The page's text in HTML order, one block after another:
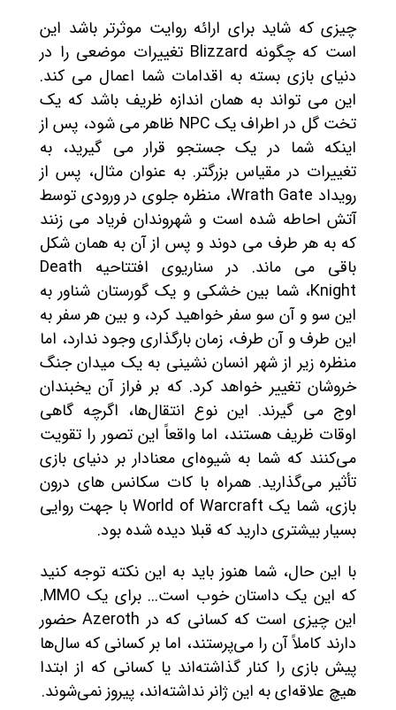
چیزی که شاید برای ارائه روایت موثرتر باشد این
است که چگونه Blizzard تغییرات موضعی را در
دنیای بازی بسته به اقدامات شما اعمال می کند.
این می تواند به همان اندازه ظریف باشد که یک
تخت گل در اطراف یک NPC ظاهر می شود، پس از
اینکه شما در یک جستجو قرار می گیرید، به
تغییرات در مقیاس بزرگتر. به عنوان مثال، پس از
رویداد Wrath Gate، منظره جلوی در ورودی توسط
آتش احاطه شده است و شهروندان فریاد می زنند
که به هر طرف می دوند و پس از آن به همان شکل
باقی می ماند. در سناریوی افتتاحیه Death
Knight، شما بین خشکی و یک گورستان شناور به
این سو و آن سو سفر خواهید کرد، و بین هر سفر به
این طرف و آن طرف، زمان بارگذاری وجود ندارد، اما
منظره زیر از شهر انسان نشینی به یک میدان جنگ
خروشان تغییر خواهد کرد. که بر فراز آن یخبندان
اوج می گیرند. این نوع انتقال‌ها، اگرچه گاهی
اوقات ظریف هستند، اما واقعاً این تصور را تقویت
می‌کنند که شما به شیوه‌ای معنادار بر دنیای بازی
تأثیر می‌گذارید. همراه با کات سکانس های درون
بازی، شما یک World of Warcraft با جهت روایی
بسیار بیشتری دارید که قبلا دیده شده بود.
با این حال، شما هنوز باید به این نکته توجه کنید
که این یک داستان خوب است... برای یک MMO.
این چیزی است که کسانی که در Azeroth حضور
دارند کاملاً آن را می‌پرستند، اما بر کسانی که سال‌ها
پیش بازی را کنار گذاشته‌اند یا کسانی که از ابتدا
هیچ علاقه‌ای به این ژانر نداشته‌اند، پیروز نمی‌شوند.